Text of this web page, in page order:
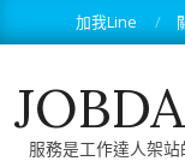
to
加我Line
服務是工作達人架